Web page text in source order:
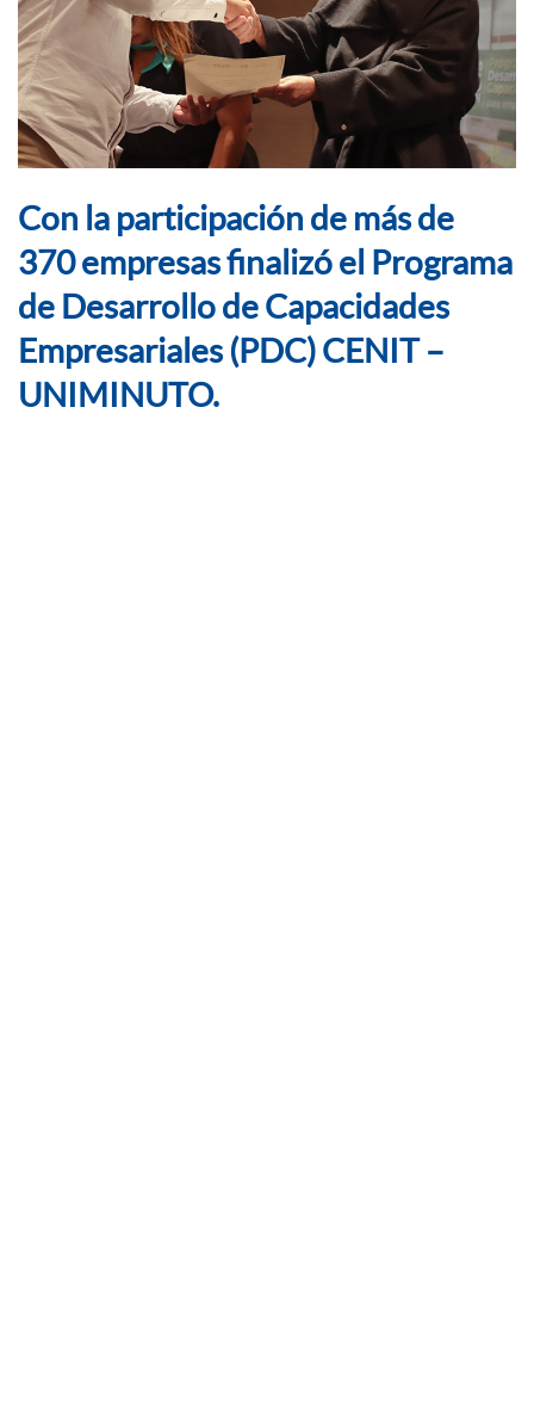
Con la participación de más de
370 empresas finalizó el Programa
de Desarrollo de Capacidades
Empresariales (PDC) CENIT –
UNIMINUTO.